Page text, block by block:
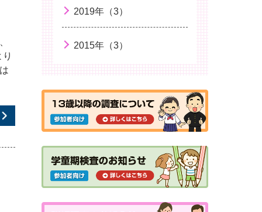
2019年（3）
2015年（3）